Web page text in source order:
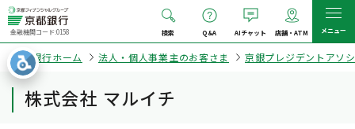
金融機関コード:0158 検索 Q&A AIチャット 店舗・ATM メニュー
京都銀行ホーム 法人・個人事業主のお客さま 京銀プレジデントアソ
株式会社 マルイチ